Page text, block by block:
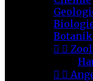
Botanik
 
 